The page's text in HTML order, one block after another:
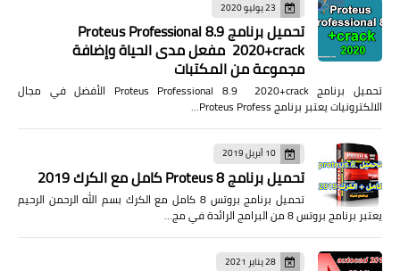
23 يوليو 2020
تحميل برنامج Proteus Professional 8.9
2020+crack مفعل مدى الحياة وإضافة
مجموعة من المكتبات
تحميل برنامج Proteus Professional 8.9 2020+crack الأفضل في مجال
الالكترونيات يعتبر برنامج Proteus Profess…
10 أبريل 2019
تحميل برنامج Proteus 8 كامل مع الكرك 2019
تحميل برنامج بروتس 8 كامل مع الكرك بسم الله الرحمن الرحيم
يعتبر برنامج بروتس 8 من البرامج الرائدة في مج…
28 يناير 2021